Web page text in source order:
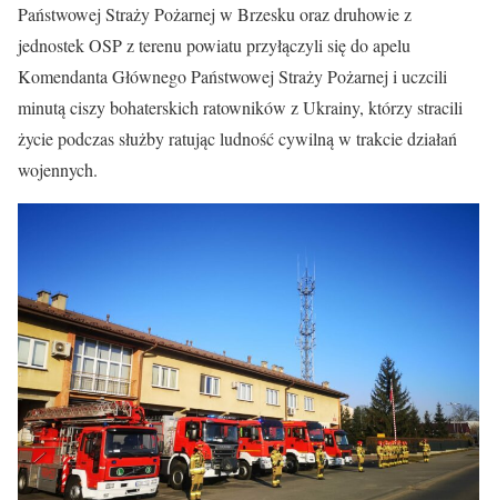
Państwowej Straży Pożarnej w Brzesku oraz druhowie z
jednostek OSP z terenu powiatu przyłączyli się do apelu
Komendanta Głównego Państwowej Straży Pożarnej i uczcili
minutą ciszy bohaterskich ratowników z Ukrainy, którzy stracili
życie podczas służby ratując ludność cywilną w trakcie działań
wojennych.